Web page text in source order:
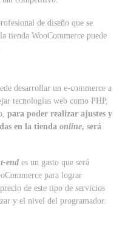
de diseño que se
tienda WooCommerce puede
desarrollar un e-commerce a
tecnologías web como PHP,
para poder realizar ajustes y
en la tienda online, será
end es un gasto que será
para lograr
de este tipo de servicios
y el nivel del programador.